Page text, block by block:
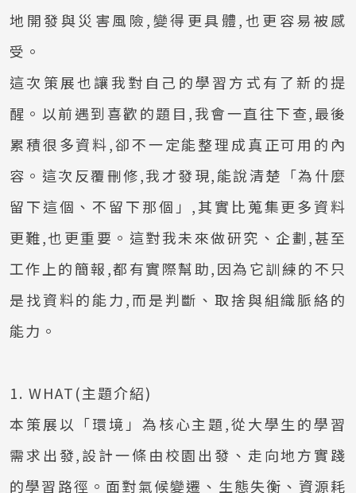
地開發與災害風險,變得更具體,也更容易被感
受。
這次策展也讓我對自己的學習方式有了新的提
醒。以前遇到喜歡的題目,我會一直往下查,最後
累積很多資料,卻不一定能整理成真正可用的內
容。這次反覆刪修,我才發現,能說清楚「為什麼
留下這個、不留下那個」,其實比蒐集更多資料
更難,也更重要。這對我未來做研究、企劃,甚至
工作上的簡報,都有實際幫助,因為它訓練的不只
是找資料的能力,而是判斷、取捨與組織脈絡的
能力。
1. WHAT(主題介紹)
本策展以「環境」為核心主題,從大學生的學習
需求出發,設計一條由校園出發、走向地方實踐
的學習路徑。面對氣候變遷、生態失衡、資源耗